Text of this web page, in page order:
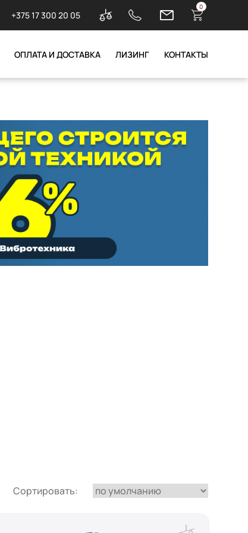
+375 17 300 20 05
0
ОПЛАТА И ДОСТАВКА ЛИЗИНГ КОНТАКТЫ
Сортировать: